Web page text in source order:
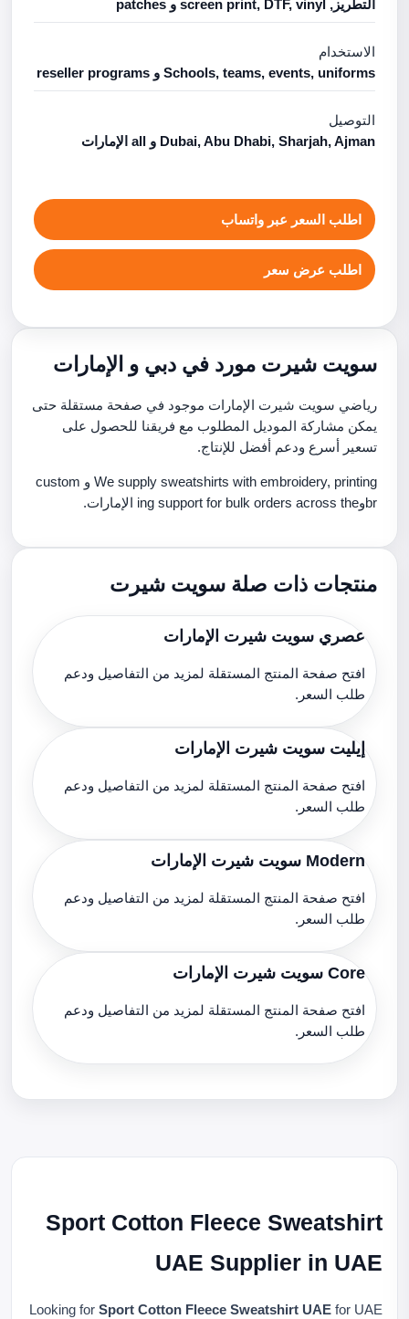
التطريز, screen print, DTF, vinyl و patches
الاستخدام
Schools, teams, events, uniforms و reseller programs
التوصيل
Dubai, Abu Dhabi, Sharjah, Ajman و all الإمارات
اطلب السعر عبر واتساب
اطلب عرض سعر
سويت شيرت مورد في دبي و الإمارات
رياضي سويت شيرت الإمارات موجود في صفحة مستقلة حتى
يمكن مشاركة الموديل المطلوب مع فريقنا للحصول على
تسعير أسرع ودعم أفضل للإنتاج.
We supply sweatshirts with embroidery, printing و custom
brوing support for bulk orders across the الإمارات.
منتجات ذات صلة سويت شيرت
عصري سويت شيرت الإمارات
افتح صفحة المنتج المستقلة لمزيد من التفاصيل ودعم
طلب السعر.
إيليت سويت شيرت الإمارات
افتح صفحة المنتج المستقلة لمزيد من التفاصيل ودعم
طلب السعر.
Modern سويت شيرت الإمارات
افتح صفحة المنتج المستقلة لمزيد من التفاصيل ودعم
طلب السعر.
Core سويت شيرت الإمارات
افتح صفحة المنتج المستقلة لمزيد من التفاصيل ودعم
طلب السعر.
Sport Cotton Fleece Sweatshirt
UAE Supplier in UAE
Looking for Sport Cotton Fleece Sweatshirt UAE for UAE